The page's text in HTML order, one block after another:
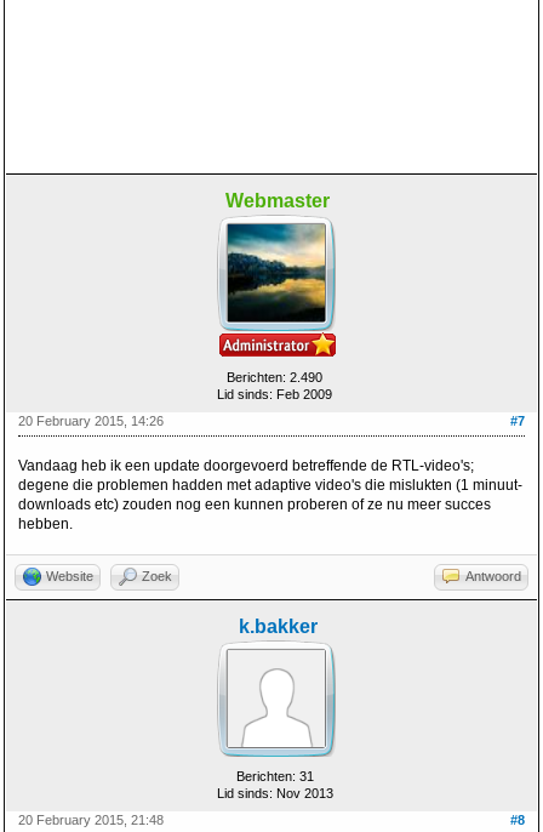
Webmaster
Berichten: 2.490
Lid sinds: Feb 2009
#7
20 February 2015, 14:26
Vandaag heb ik een update doorgevoerd betreffende de RTL-video's;
degene die problemen hadden met adaptive video's die mislukten (1 minuut-
downloads etc) zouden nog een kunnen proberen of ze nu meer succes
hebben.
Website Zoek Antwoord
k.bakker
Berichten: 31
Lid sinds: Nov 2013
#8
20 February 2015, 21:48